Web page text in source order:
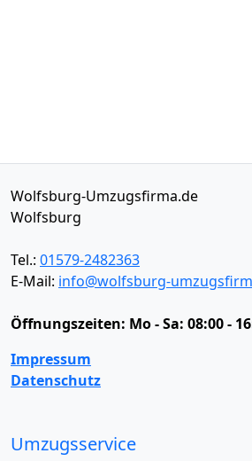
Wolfsburg-Umzugsfirma.de
Wolfsburg
Tel.: 01579-2482363
E-Mail: info@wolfsburg-
Öffnungszeiten: Mo - Sa: 08:00 -
Impressum
Datenschutz
Umzugsservice